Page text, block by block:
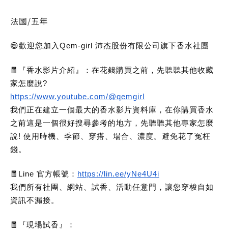
法國/五年
😄歡迎您加入Qem-girl 沛杰股份有限公司旗下香水社團
🧧『香水影片介紹』：在花錢購買之前，先聽聽其他收藏
家怎麼說?
https://www.youtube.com/@qemgirl
我們正在建立一個最大的香水影片資料庫，在你購買香水
之前這是一個很好搜尋參考的地方，先聽聽其他專家怎麼
說! 使用時機、季節、穿搭、場合、濃度。避免花了冤枉
錢。
🧧Line 官方帳號： https://lin.ee/yNe4U4i
我們所有社團、網站、試香、活動任意門，讓您穿梭自如
資訊不漏接。
🧧 『現場試香』：